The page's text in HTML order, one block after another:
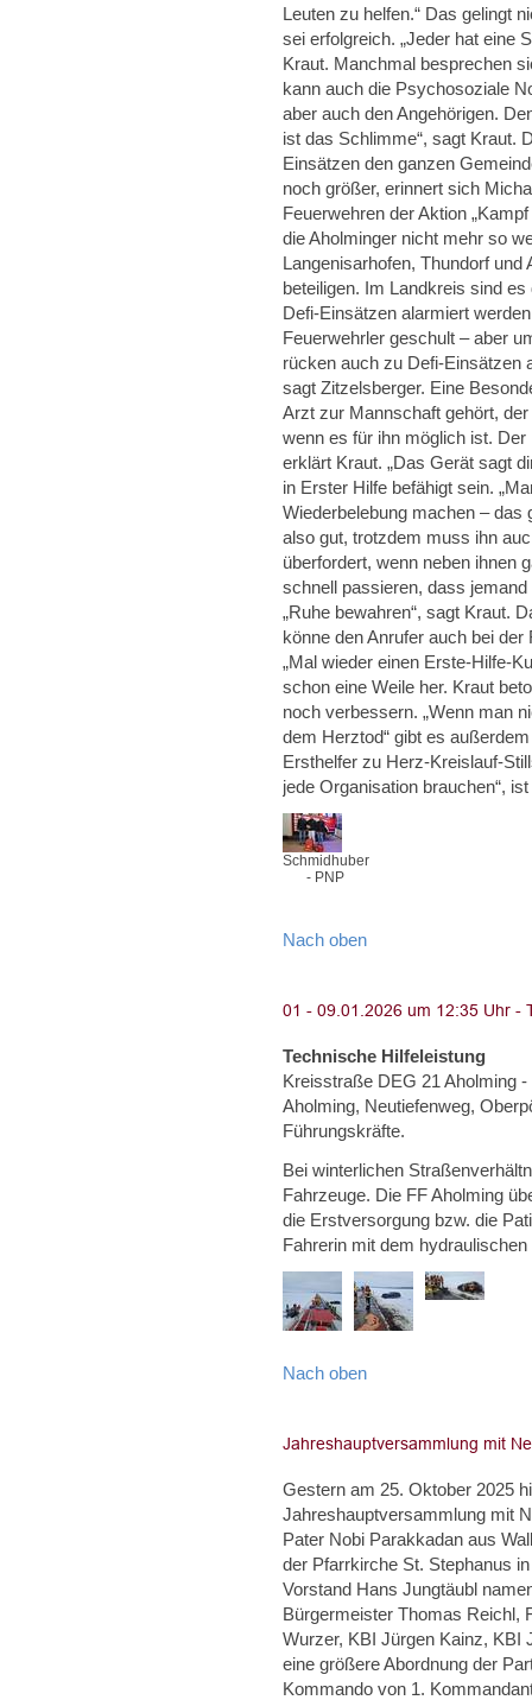
Leuten zu helfen.“ Das gelingt
sei erfolgreich. „Jeder hat eine
Kraut. Manchmal besprechen
kann auch die Psychosoziale
aber auch den Angehörigen.
ist das Schlimme“, sagt Kraut.
Einsätzen den ganzen
noch größer, erinnert sich
Feuerwehren der Aktion
die Aholminger nicht mehr so
Langenisarhofen, Thundorf
beteiligen. Im Landkreis sind
Defi-Einsätzen alarmiert
Feuerwehrler geschult – aber
rücken auch zu Defi-Einsätzen
sagt Zitzelsberger. Eine
Arzt zur Mannschaft gehört,
wenn es für ihn möglich ist.
erklärt Kraut. „Das Gerät sagt
in Erster Hilfe befähigt sein.
Wiederbelebung machen – das
also gut, trotzdem muss ihn
überfordert, wenn neben ihnen
schnell passieren, dass
„Ruhe bewahren“, sagt Kraut.
könne den Anrufer auch bei
„Mal wieder einen Erste-Hilfe-
schon eine Weile her. Kraut
noch verbessern. „Wenn man
dem Herztod“ gibt es
Ersthelfer zu Herz-Kreislauf-
jede Organisation brauchen“,
Schmidhuber
- PNP
Nach oben
Technische Hilfeleistung
Kreisstraße DEG 21 Aholming
Aholming, Neutiefenweg,
Führungskräfte.
Bei winterlichen
Fahrzeuge. Die FF Aholming
die Erstversorgung bzw. die
Fahrerin mit dem
Nach oben
Gestern am 25. Oktober 2025
Jahreshauptversammlung mit
Pater Nobi Parakkadan aus
der Pfarrkirche St. Stephanus
Vorstand Hans Jungtäubl
Bürgermeister Thomas Reichl,
Wurzer, KBI Jürgen Kainz, KBI
eine größere Abordnung der
Kommando von 1.